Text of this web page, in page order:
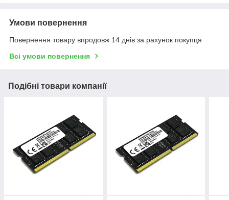
Умови повернення
Повернення товару впродовж 14 днів за рахунок покупця
Всі умови повернення
Подібні товари компанії